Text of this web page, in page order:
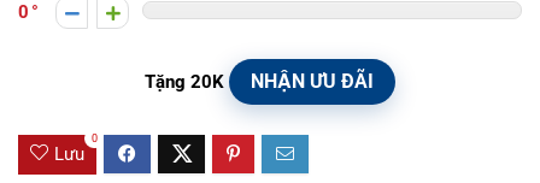
0
Tặng 20K NHẬN ƯU ĐÃI
Lưu
0